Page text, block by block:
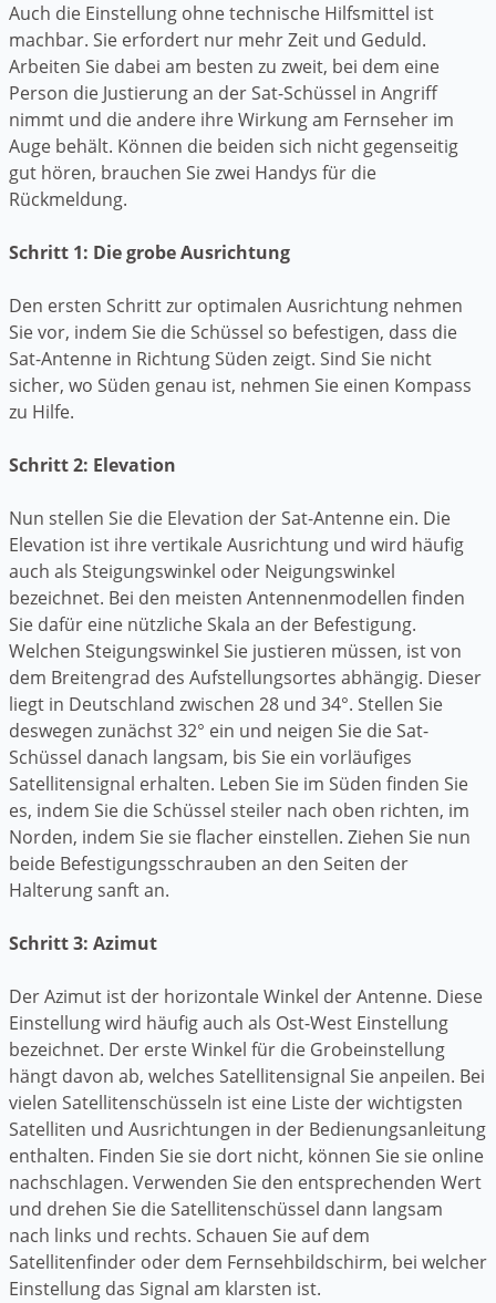
Auch die Einstellung ohne technische Hilfsmittel ist
machbar. Sie erfordert nur mehr Zeit und Geduld.
Arbeiten Sie dabei am besten zu zweit, bei dem eine
Person die Justierung an der Sat-Schüssel in Angriff
nimmt und die andere ihre Wirkung am Fernseher im
Auge behält. Können die beiden sich nicht gegenseitig
gut hören, brauchen Sie zwei Handys für die
Rückmeldung.
Schritt 1: Die grobe Ausrichtung
Den ersten Schritt zur optimalen Ausrichtung nehmen
Sie vor, indem Sie die Schüssel so befestigen, dass die
Sat-Antenne in Richtung Süden zeigt. Sind Sie nicht
sicher, wo Süden genau ist, nehmen Sie einen Kompass
zu Hilfe.
Schritt 2: Elevation
Nun stellen Sie die Elevation der Sat-Antenne ein. Die
Elevation ist ihre vertikale Ausrichtung und wird häufig
auch als Steigungswinkel oder Neigungswinkel
bezeichnet. Bei den meisten Antennenmodellen finden
Sie dafür eine nützliche Skala an der Befestigung.
Welchen Steigungswinkel Sie justieren müssen, ist von
dem Breitengrad des Aufstellungsortes abhängig. Dieser
liegt in Deutschland zwischen 28 und 34°. Stellen Sie
deswegen zunächst 32° ein und neigen Sie die Sat-
Schüssel danach langsam, bis Sie ein vorläufiges
Satellitensignal erhalten. Leben Sie im Süden finden Sie
es, indem Sie die Schüssel steiler nach oben richten, im
Norden, indem Sie sie flacher einstellen. Ziehen Sie nun
beide Befestigungsschrauben an den Seiten der
Halterung sanft an.
Schritt 3: Azimut
Der Azimut ist der horizontale Winkel der Antenne. Diese
Einstellung wird häufig auch als Ost-West Einstellung
bezeichnet. Der erste Winkel für die Grobeinstellung
hängt davon ab, welches Satellitensignal Sie anpeilen. Bei
vielen Satellitenschüsseln ist eine Liste der wichtigsten
Satelliten und Ausrichtungen in der Bedienungsanleitung
enthalten. Finden Sie sie dort nicht, können Sie sie online
nachschlagen. Verwenden Sie den entsprechenden Wert
und drehen Sie die Satellitenschüssel dann langsam
nach links und rechts. Schauen Sie auf dem
Satellitenfinder oder dem Fernsehbildschirm, bei welcher
Einstellung das Signal am klarsten ist.